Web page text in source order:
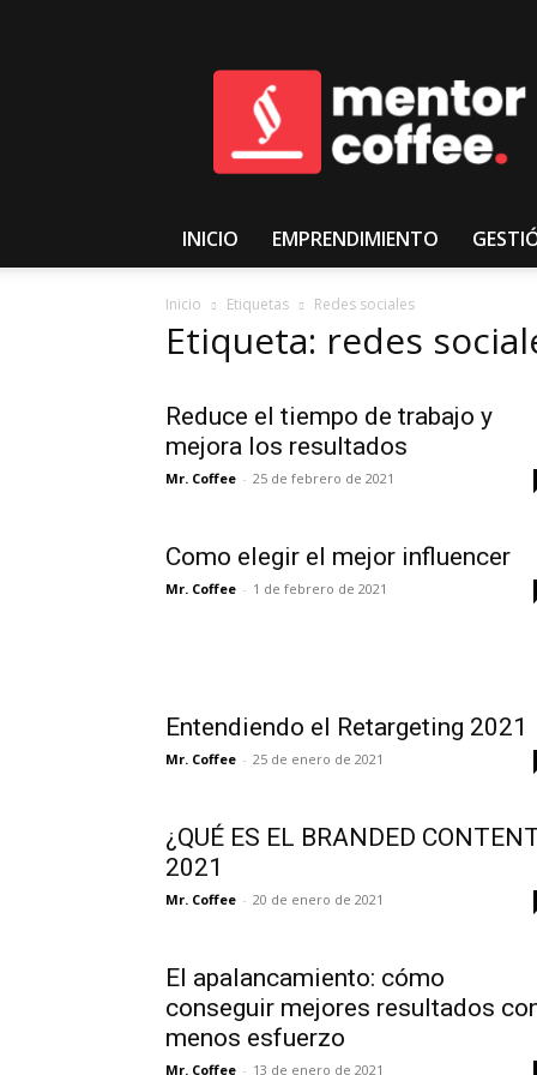
𝑴𝒆𝒏𝒕𝒐𝒓𝑪𝒐𝒇𝒇𝒆𝒆
INICIO EMPRENDIMIENTO
Inicio Etiquetas Redes sociales
Etiqueta: redes
Reduce el tiempo de trabajo y
mejora los resultados
Mr. Coffee - 25 de febrero de 2021
Como elegir el mejor influencer
Mr. Coffee - 1 de febrero de 2021
Entendiendo el Retargeting 2021
Mr. Coffee - 25 de enero de 2021
¿QUÉ ES EL BRANDED
2021
Mr. Coffee - 20 de enero de 2021
El apalancamiento: cómo
conseguir mejores resultados
menos esfuerzo
Mr. Coffee - 13 de enero de 2021